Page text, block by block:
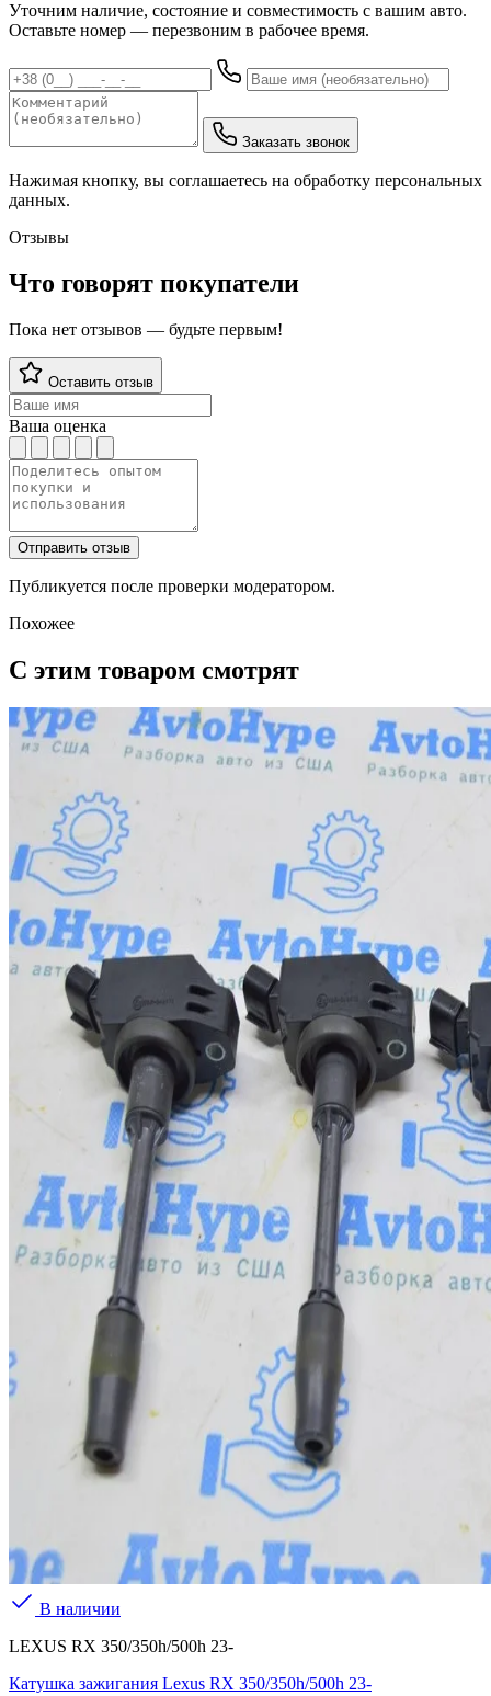
Уточним наличие, состояние и совместимость с вашим авто.
Оставьте номер — перезвоним в рабочее время.
Заказать звонок
Нажимая кнопку, вы соглашаетесь на обработку персональных
данных.
Отзывы
Что говорят покупатели
Пока нет отзывов — будьте первым!
Оставить отзыв
Ваша оценка
Отправить отзыв
Публикуется после проверки модератором.
Похожее
С этим товаром смотрят
В наличии
LEXUS RX 350/350h/500h 23-
Катушка зажигания Lexus RX 350/350h/500h 23-